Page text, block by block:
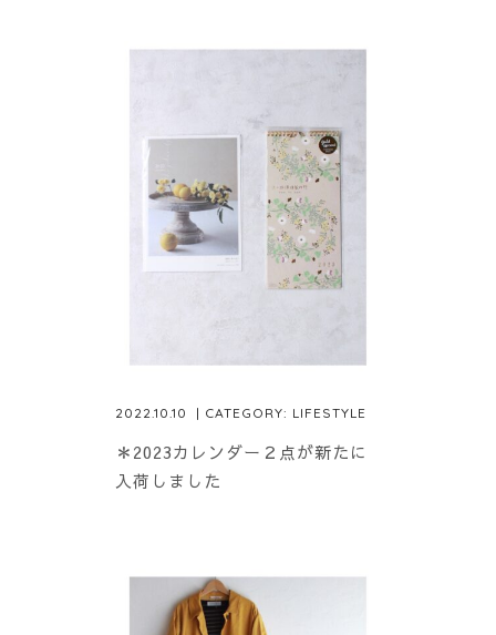
2022.10.10 | CATEGORY: LIFESTYLE
＊2023カレンダー２点が新たに
入荷しました